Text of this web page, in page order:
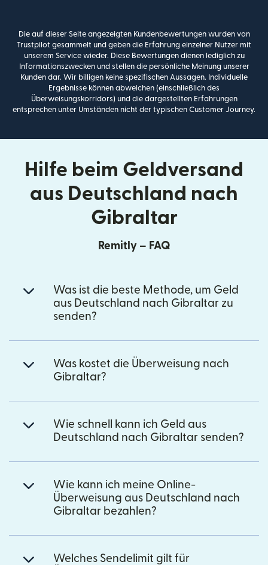
Die auf dieser Seite angezeigten Kundenbewertungen wurden von
Trustpilot gesammelt und geben die Erfahrung einzelner Nutzer mit
unserem Service wieder. Diese Bewertungen dienen lediglich zu
Informationszwecken und stellen die persönliche Meinung unserer
Kunden dar. Wir billigen keine spezifischen Aussagen. Individuelle
Ergebnisse können abweichen (einschließlich des
Überweisungskorridors) und die dargestellten Erfahrungen
entsprechen unter Umständen nicht der typischen Customer Journey.
Hilfe beim Geldversand
aus Deutschland nach
Gibraltar
Remitly – FAQ
Was ist die beste Methode, um Geld
aus Deutschland nach Gibraltar zu
senden?
Was kostet die Überweisung nach
Gibraltar?
Wie schnell kann ich Geld aus
Deutschland nach Gibraltar senden?
Wie kann ich meine Online-
Überweisung aus Deutschland nach
Gibraltar bezahlen?
Welches Sendelimit gilt für